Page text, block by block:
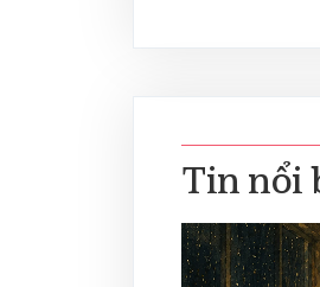
Tin nổi